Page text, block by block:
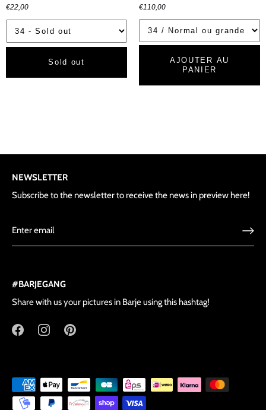
€22,00
Sold out
€110,00
AJOUTER AU
PANIER
NEWSLETTER
Subscribe to the newsletter to receive the news in preview here!
#BARJEGANG
Share with us your pictures in Barje using this hashtag!